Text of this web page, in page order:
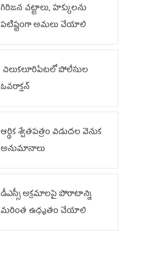
గిరిజన చట్టాలు, హక్కులను
పటిష్టంగా అమలు చేయాలి
చిలుక‌లూరిపేట‌లో పోలీసుల
ఓవ‌రాక్ష‌న్‌
ఆర్థిక శ్వేతపత్రం విడుదల వెనుక
అనుమానాలు
డీఎస్సీ అక్రమాలపై పోరాటాన్ని
మరింత ఉధృతం చేయాలి